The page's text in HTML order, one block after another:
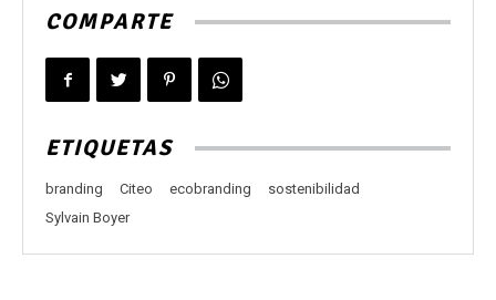
COMPARTE
ETIQUETAS
branding Citeo ecobranding
sostenibilidad
Sylvain Boyer